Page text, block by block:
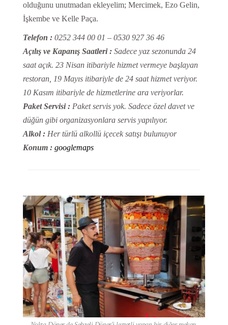
olduğunu unutmadan ekleyelim; Mercimek, Ezo Gelin,
İşkembe ve Kelle Paça.
Telefon : 0252 344 00 01 – 0530 927 36 46
Açılış ve Kapanış Saatleri :Sadece yaz sezonunda 24
saat açık. 23 Nisan itibariyle hizmet vermeye başlayan
restoran, 19 Mayıs itibariyle de 24 saat hizmet veriyor.
10 Kasım itibariyle de hizmetlerine ara veriyorlar.
Paket Servisi :Paket servis yok. Sadece özel davet ve
düğün gibi organizasyonlara servis yapılıyor.
Alkol : Her türlü alkollü içecek satışı bulunuyor
Konum : googlemaps